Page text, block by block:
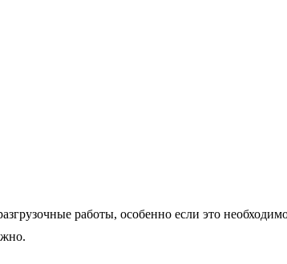
работы, особенно если это